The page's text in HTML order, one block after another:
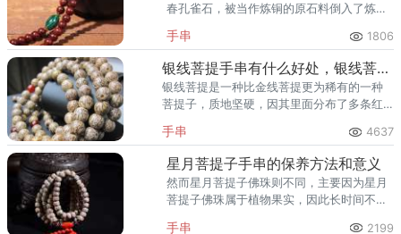
春孔雀石，被当作炼铜的原石料倒入了炼铜
上，也是在保护珍贵稀有资源。但圈内公认
最美的还是阳春的。
手串 1806
银线菩提手串有什么好处，银线菩提手串的功效与作用
银线菩提是一种比金线菩提更为稀有的一种
菩提子，质地坚硬，因其里面分布了多条红
手串 4637
星月菩提子手串的保养方法和意义
然而星月菩提子佛珠则不同，主要因为星月
菩提子佛珠属于植物果实，因此长时间不接
手串 2199